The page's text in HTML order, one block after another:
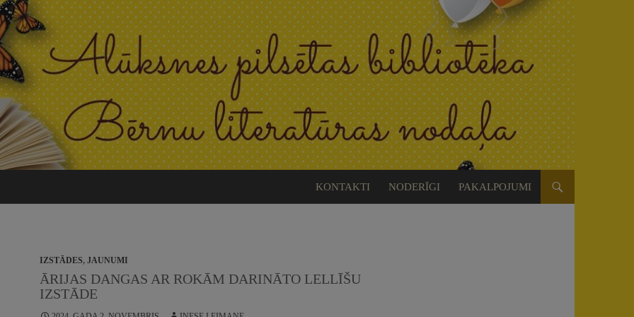
KONTAKTI NODERĪGI PAKALPOJUMI
IZSTĀDES, JAUNUMI
ĀRIJAS DANGAS AR ROKĀM DARINĀTO LELLĪŠU
IZSTĀDE